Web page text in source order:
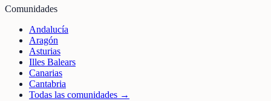
Comunidades
Andalucía
Aragón
Asturias
Illes Balears
Canarias
Cantabria
Todas las comunidades →